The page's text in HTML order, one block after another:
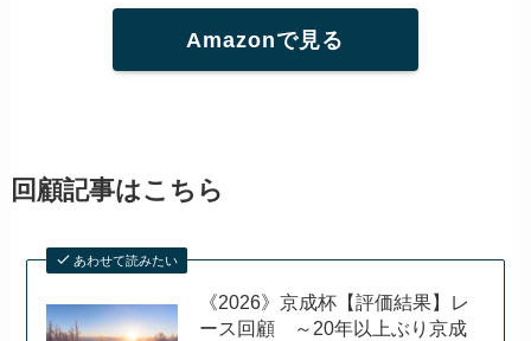
Amazonで見る
回顧記事はこちら
あわせて読みたい
《2026》京成杯【評価結果】レ
ース回顧 ～20年以上ぶり京成